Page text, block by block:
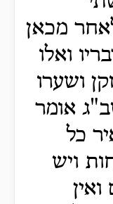
מכאן
ואלו
ושערו
אומר
כל
ויש